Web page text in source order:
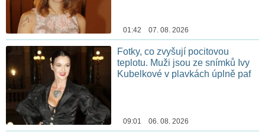
01:42 07. 08. 2026
Fotky, co zvyšují pocitovou
teplotu. Muži jsou ze snímků Ivy
Kubelkové v plavkách úplně paf
09:01 06. 08. 2026